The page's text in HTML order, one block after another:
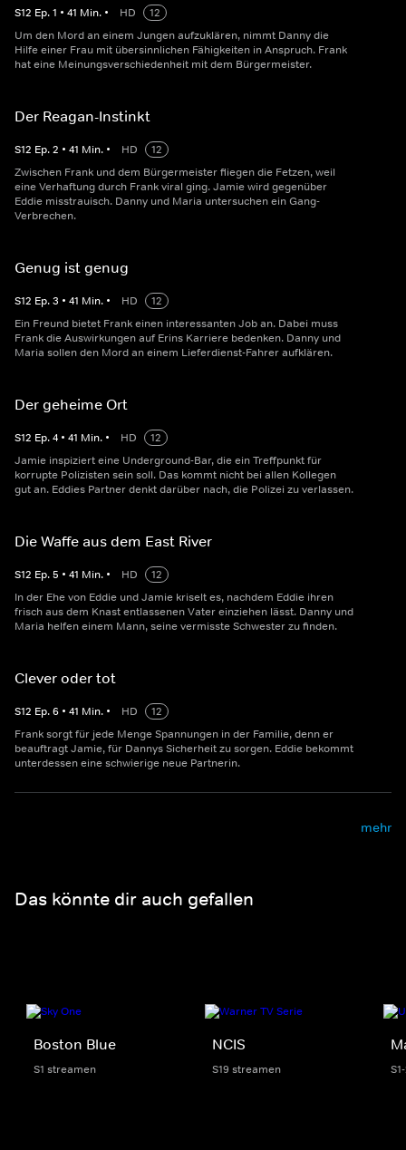
S12 Ep.1 • 41 Min. • HD
12
Um den Mord an einem Jungen aufzuklären, nimmt Danny die
Hilfe einer Frau mit übersinnlichen Fähigkeiten in Anspruch. Frank
hat eine Meinungsverschiedenheit mit dem Bürgermeister.
Der Reagan-Instinkt
S12 Ep.2 • 41 Min. • HD
12
Zwischen Frank und dem Bürgermeister fliegen die Fetzen, weil
eine Verhaftung durch Frank viral ging. Jamie wird gegenüber
Eddie misstrauisch. Danny und Maria untersuchen ein Gang-
Verbrechen.
Genug ist genug
S12 Ep.3 • 41 Min. • HD
12
Ein Freund bietet Frank einen interessanten Job an. Dabei muss
Frank die Auswirkungen auf Erins Karriere bedenken. Danny und
Maria sollen den Mord an einem Lieferdienst-Fahrer aufklären.
Der geheime Ort
S12 Ep.4 • 41 Min. • HD
12
Jamie inspiziert eine Underground-Bar, die ein Treffpunkt für
korrupte Polizisten sein soll. Das kommt nicht bei allen Kollegen
gut an. Eddies Partner denkt darüber nach, die Polizei zu verlassen.
Die Waffe aus dem East River
S12 Ep.5 • 41 Min. • HD
12
In der Ehe von Eddie und Jamie kriselt es, nachdem Eddie ihren
frisch aus dem Knast entlassenen Vater einziehen lässt. Danny und
Maria helfen einem Mann, seine vermisste Schwester zu finden.
Clever oder tot
S12 Ep.6 • 41 Min. • HD
12
Frank sorgt für jede Menge Spannungen in der Familie, denn er
beauftragt Jamie, für Dannys Sicherheit zu sorgen. Eddie bekommt
unterdessen eine schwierige neue Partnerin.
mehr
Das könnte dir auch gefallen
Boston Blue
S1 streamen
NCIS
S19 streamen